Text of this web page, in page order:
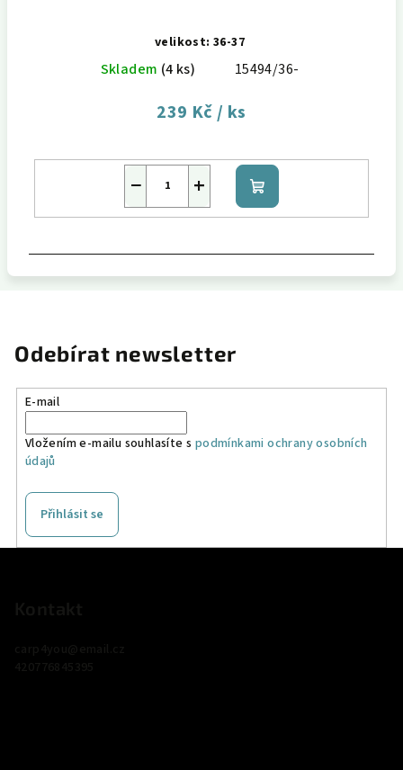
velikost: 36-37
Skladem (4 ks) 15494/36-
239 Kč/ ks
+
− Do
košíku
Odebírat newsletter
E-mail
Vložením e-mailu souhlasíte s podmínkami ochrany osobních
údajů
Přihlásit se